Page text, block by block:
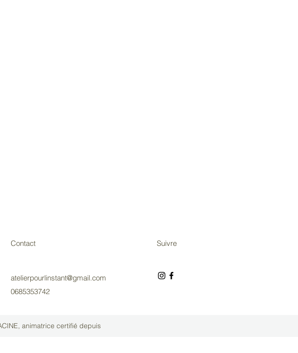
Contact
atelierpourlinstant@gmail.com
Suivre
0685353742
animatrice certifié depuis